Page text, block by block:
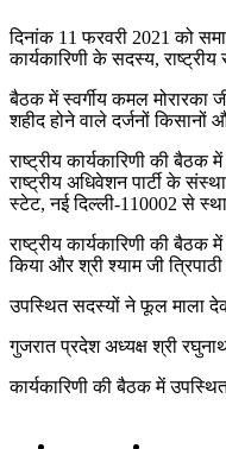
दिनांक 11 फरवरी 2021 को
कार्यकारिणी के सदस्य,
बैठक में स्वर्गीय कमल मोरारका
शहीद होने वाले दर्जनों किसानों
राष्ट्रीय कार्यकारिणी की
राष्ट्रीय अधिवेशन पार्टी के
स्टेट, नई दिल्ली-110002 से
राष्ट्रीय कार्यकारिणी की बैठक
किया और श्री श्याम जी
उपस्थित सदस्यों ने फूल माला
गुजरात प्रदेश अध्यक्ष श्री
कार्यकारिणी की बैठक में